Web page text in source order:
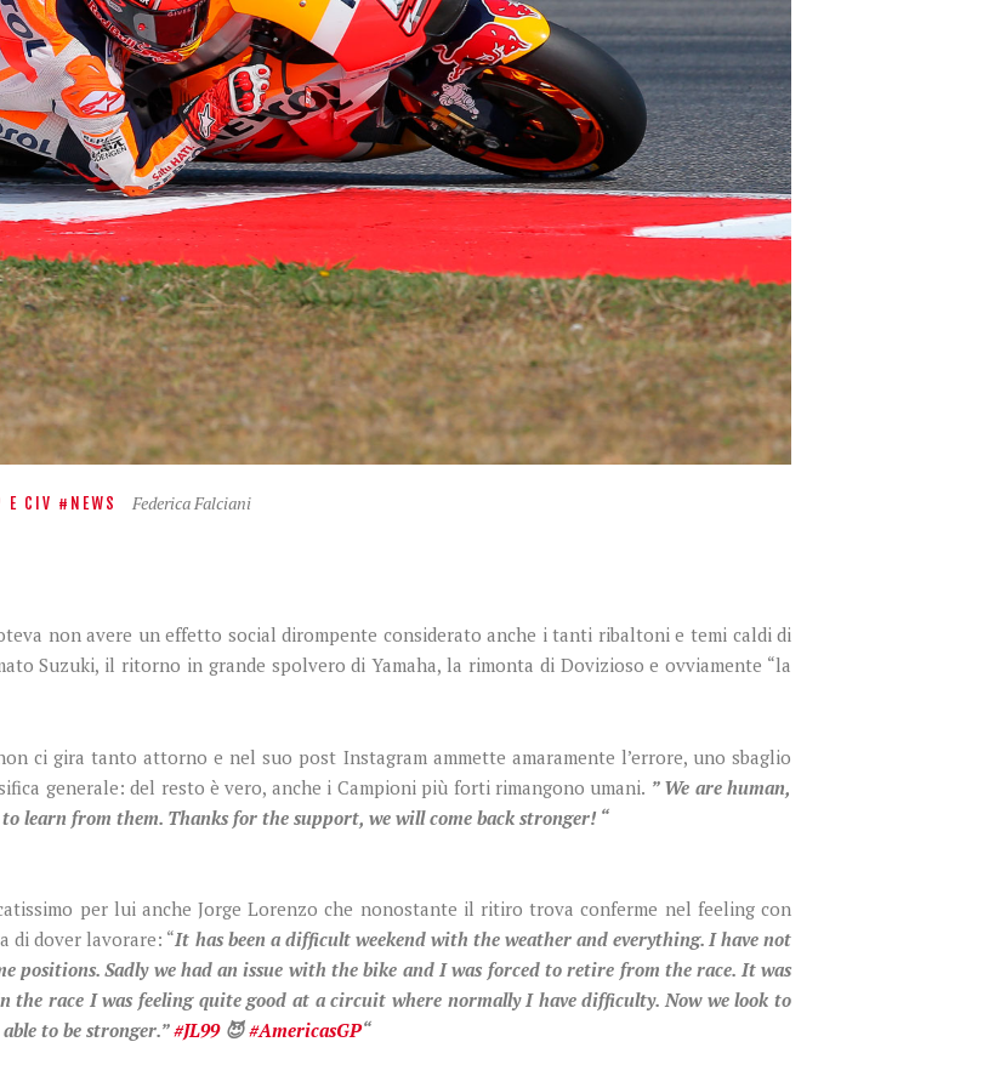
E CIV NEWS Federica Falciani
non avere un effetto social dirompente considerato anche i tanti ribaltoni e temi caldi di
Suzuki, il ritorno in grande spolvero di Yamaha, la rimonta di Dovizioso e ovviamente “la
ci gira tanto attorno e nel suo post Instagram ammette amaramente l’errore, uno sbaglio
generale: del resto è vero, anche i Campioni più forti rimangono umani. ” We are human,
learn from them. Thanks for the support, we will come back stronger! “
per lui anche Jorge Lorenzo che nonostante il ritiro trova conferme nel feeling con
di dover lavorare: “It has been a difficult weekend with the weather and everything. I have not
positions. Sadly we had an issue with the bike and I was forced to retire from the race. It was
the race I was feeling quite good at a circuit where normally I have difficulty. Now we look to
to be stronger.”#JL99😈#AmericasGP“